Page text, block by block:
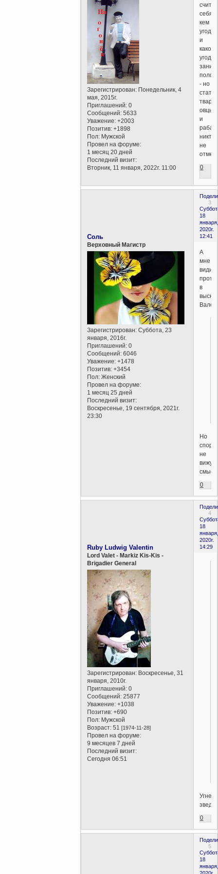
Зарегистрирован: Понедельник, 4
мая, 2015г.
Приглашений: 0
Сообщений: 5633
Уважение: +2003
Позитив: +1898
Пол: Мужской
Провел на форуме:
1 месяц 20 дней
Последний визит:
Вторник, 11 января, 2022г. 11:00
себя
кем
и
какое
угодно
- но
статус
твари,
овцы
и
раба
никто
не
0
3
18
января,
2020г.
12:41
Соль
Верховный Магистр
Зарегистрирован: Суббота, 23
января, 2016г.
Приглашений: 0
Сообщений: 6046
Уважение: +1478
Позитив: +3454
Пол: Женский
Провел на форуме:
1 месяц 25 дней
Последний визит:
Воскресенье, 19 сентября, 2021г.
23:30
А
мне
в
Но
не
вижу
0
4
18
января,
2020г.
14:29
Ruby Ludwig Valentin
Lord Valet - Markiz Kis-Kis -
Brigadier General
Зарегистрирован: Воскресенье, 31
января, 2010г.
Приглашений: 0
Сообщений: 25877
Уважение: +1038
Позитив: +690
Пол: Мужской
Возраст: 51[1974-11-28]
Провел на форуме:
9 месяцев 7 дней
Последний визит:
Сегодня 06:51
0
5
18
января,